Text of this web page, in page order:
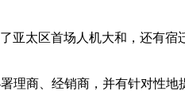
太区首场人机大和，还有宿
商、经销商，并有针对性地